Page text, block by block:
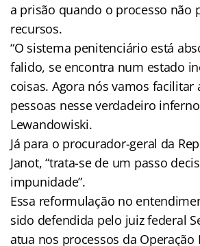
a prisão quando o processo não
recursos.
“O sistema penitenciário está
falido, se encontra num estado
coisas. Agora nós vamos facilitar
pessoas nesse verdadeiro
Lewandowiski.
Já para o procurador-geral da
Janot, “trata-se de um passo
impunidade”.
Essa reformulação no
sido defendida pelo juiz federal
atua nos processos da Operação